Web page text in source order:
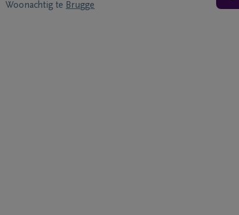
Woonachtig te Brugge